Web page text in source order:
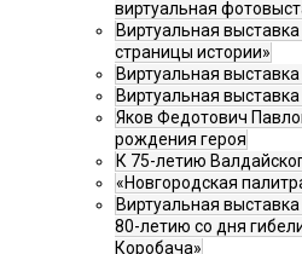
виртуальная
Виртуальная
страницы истории»
Виртуальная
Виртуальная
Яков Федотович
рождения героя
К 75-летию
«Новгородская
Виртуальная
80-летию со дня
Коробача»